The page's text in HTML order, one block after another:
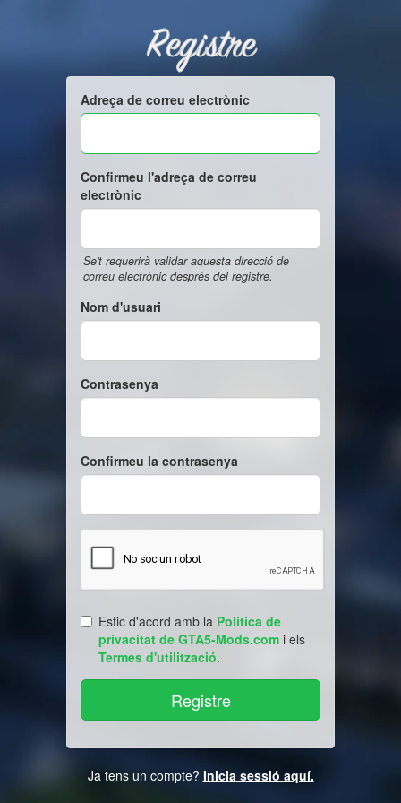
Registre
Adreça de correu electrònic
Confirmeu l'adreça de correu
electrònic
Se't requerirà validar aquesta direcció de
correu electrònic després del registre.
Nom d'usuari
Contrasenya
Confirmeu la contrasenya
Estic d'acord amb la Politica de
privacitat de GTA5-Mods.com i els
Termes d'utilització.
Ja tens un compte? Inicia sessió aquí.